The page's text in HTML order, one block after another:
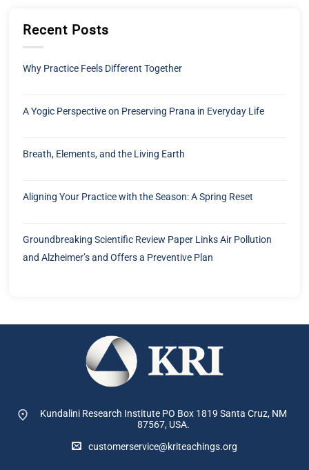
Recent Posts
Why Practice Feels Different Together
A Yogic Perspective on Preserving Prana in Everyday Life
Breath, Elements, and the Living Earth
Aligning Your Practice with the Season: A Spring Reset
Groundbreaking Scientific Review Paper Links Air Pollution
and Alzheimer’s and Offers a Preventive Plan
Kundalini Research Institute PO Box 1819 Santa Cruz, NM
87567, USA.
customerservice@kriteachings.org